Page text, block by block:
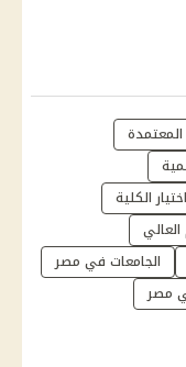
اختيار الكلية
العالي
الجامعات في مصر
مصر